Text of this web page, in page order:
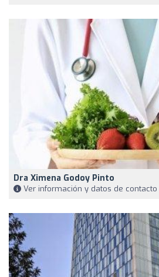
Dra Ximena Godoy Pinto
Ver información y datos de contacto